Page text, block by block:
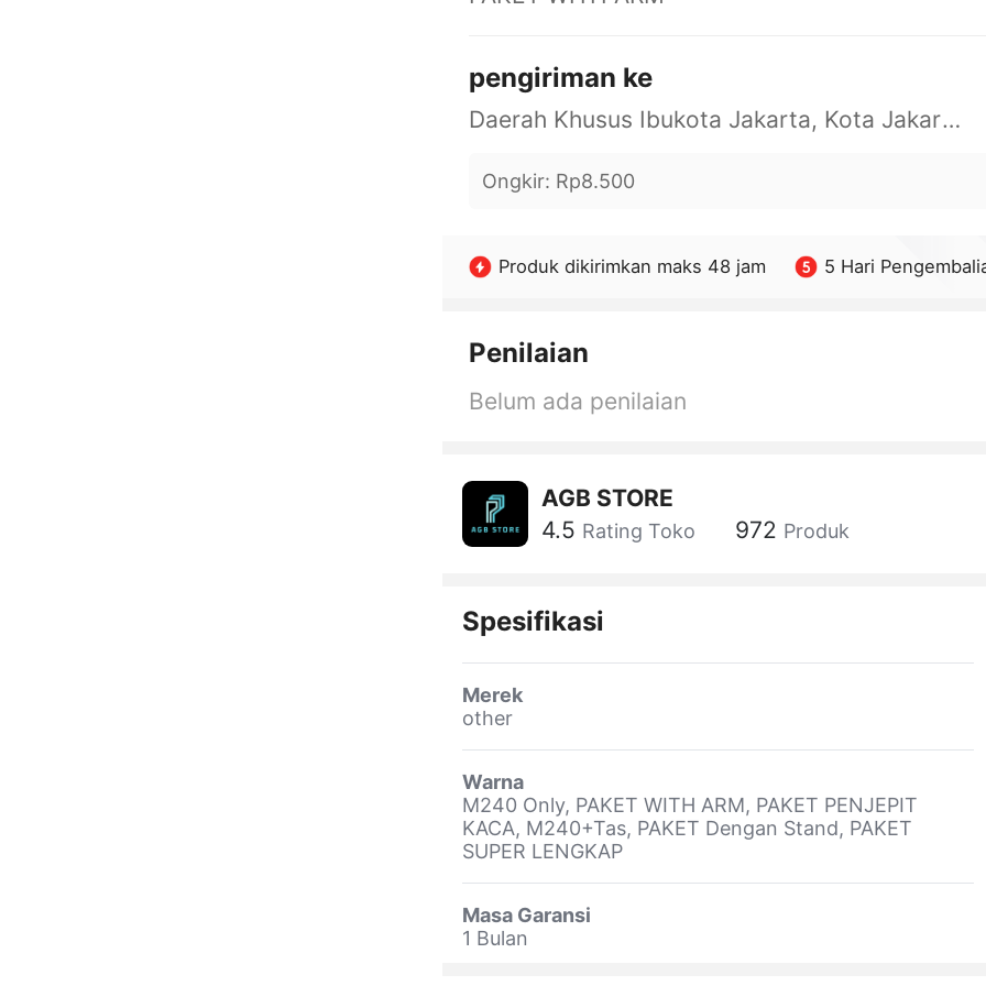
pengiriman ke
Daerah Khusus Ibukota Jakarta, Kota Jakarta Barat, Cengkareng, yy
Ongkir: Rp8.500
Produk dikirimkan maks 48 jam 5 Hari
Penilaian
Belum ada penilaian
AGB STORE
4.5 Rating Toko 972 Produk
Spesifikasi
Merek
other
Warna
M240 Only, PAKET WITH ARM, PAKET PENJEPIT
KACA, M240+Tas, PAKET Dengan Stand, PAKET
SUPER LENGKAP
Masa Garansi
1 Bulan